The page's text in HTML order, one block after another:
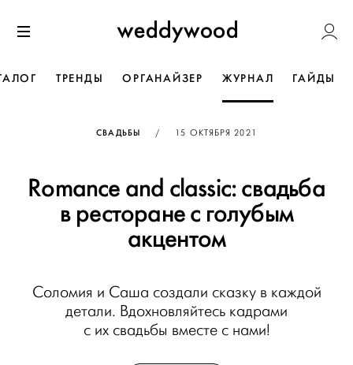
к содержанию
Weddywood
ТРЕНДЫ ОРГАНАЙЗЕР ЖУРНАЛ ГАЙДЫ
СВАДЬБЫ / ОПУБЛИКОВАНО
15 ОКТЯБРЯ 2021
Romance and classic: свадьба
в ресторане с голубым
акцентом
Соломия и Саша создали сказку в каждой
детали. Вдохновляйтесь кадрами
с их свадьбы вместе с нами!